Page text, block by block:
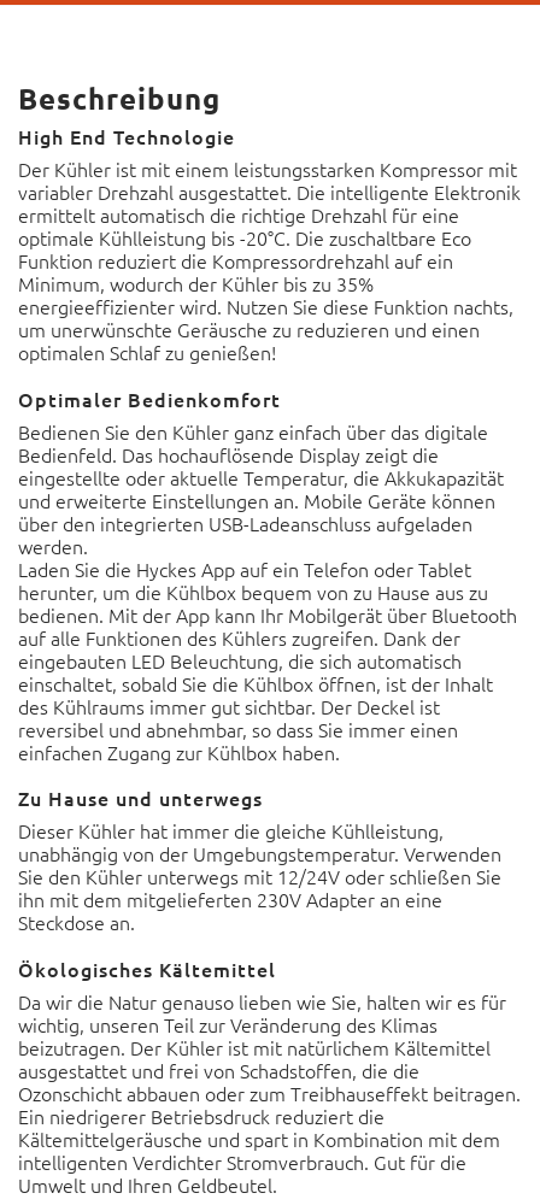
Beschreibung
High End Technologie
Der Kühler ist mit einem leistungsstarken Kompressor mit
variabler Drehzahl ausgestattet. Die intelligente Elektronik
ermittelt automatisch die richtige Drehzahl für eine
optimale Kühlleistung bis -20°C. Die zuschaltbare Eco
Funktion reduziert die Kompressordrehzahl auf ein
Minimum, wodurch der Kühler bis zu 35%
energieeffizienter wird. Nutzen Sie diese Funktion nachts,
um unerwünschte Geräusche zu reduzieren und einen
optimalen Schlaf zu genießen!
Optimaler Bedienkomfort
Bedienen Sie den Kühler ganz einfach über das digitale
Bedienfeld. Das hochauflösende Display zeigt die
eingestellte oder aktuelle Temperatur, die Akkukapazität
und erweiterte Einstellungen an. Mobile Geräte können
über den integrierten USB-Ladeanschluss aufgeladen
werden.
Laden Sie die Hyckes App auf ein Telefon oder Tablet
herunter, um die Kühlbox bequem von zu Hause aus zu
bedienen. Mit der App kann Ihr Mobilgerät über Bluetooth
auf alle Funktionen des Kühlers zugreifen. Dank der
eingebauten LED Beleuchtung, die sich automatisch
einschaltet, sobald Sie die Kühlbox öffnen, ist der Inhalt
des Kühlraums immer gut sichtbar. Der Deckel ist
reversibel und abnehmbar, so dass Sie immer einen
einfachen Zugang zur Kühlbox haben.
Zu Hause und unterwegs
Dieser Kühler hat immer die gleiche Kühlleistung,
unabhängig von der Umgebungstemperatur. Verwenden
Sie den Kühler unterwegs mit 12/24V oder schließen Sie
ihn mit dem mitgelieferten 230V Adapter an eine
Steckdose an.
Ökologisches Kältemittel
Da wir die Natur genauso lieben wie Sie, halten wir es für
wichtig, unseren Teil zur Veränderung des Klimas
beizutragen. Der Kühler ist mit natürlichem Kältemittel
ausgestattet und frei von Schadstoffen, die die
Ozonschicht abbauen oder zum Treibhauseffekt beitragen.
Ein niedrigerer Betriebsdruck reduziert die
Kältemittelgeräusche und spart in Kombination mit dem
intelligenten Verdichter Stromverbrauch. Gut für die
Umwelt und Ihren Geldbeutel.